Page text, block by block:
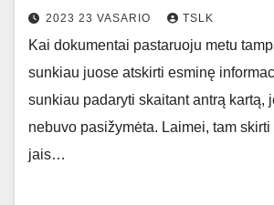
2023 23 VASARIO TSLK
Kai dokumentai pastaruoju metu
sunkiau juose atskirti esminę
sunkiau padaryti skaitant antrą kartą,
nebuvo pasižymėta. Laimei, tam
jais…